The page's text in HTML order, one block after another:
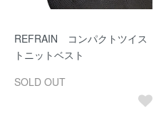
REFRAIN コンパクトツイス
トニットベスト
SOLD OUT